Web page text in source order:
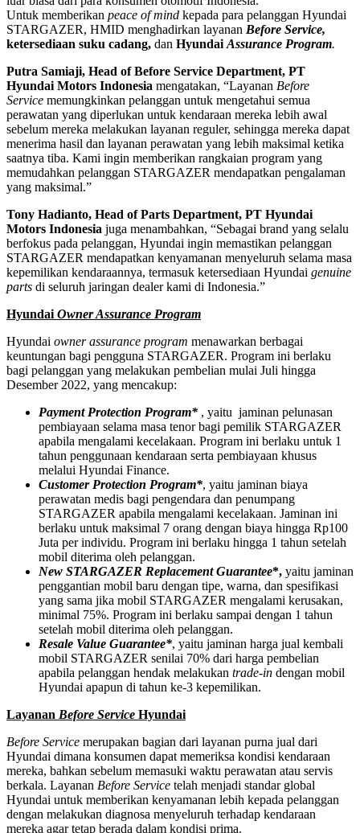
Untuk memberikan peace of mind kepada para pelanggan Hyundai
STARGAZER, HMID menghadirkan layanan Before Service,
ketersediaan suku cadang, dan Hyundai Assurance Program.
Putra Samiaji, Head of Before Service Department, PT
Hyundai Motors Indonesia mengatakan, “Layanan Before
Service memungkinkan pelanggan untuk mengetahui semua
perawatan yang diperlukan untuk kendaraan mereka lebih awal
sebelum mereka melakukan layanan reguler, sehingga mereka dapat
menerima hasil dan layanan perawatan yang lebih maksimal ketika
saatnya tiba. Kami ingin memberikan rangkaian program yang
memudahkan pelanggan STARGAZER mendapatkan pengalaman
yang maksimal.”
Tony Hadianto, Head of Parts Department, PT Hyundai
Motors Indonesia juga menambahkan, “Sebagai brand yang selalu
berfokus pada pelanggan, Hyundai ingin memastikan pelanggan
STARGAZER mendapatkan kenyamanan menyeluruh selama masa
kepemilikan kendaraannya, termasuk ketersediaan Hyundai genuine
parts di seluruh jaringan dealer kami di Indonesia.”
Hyundai Owner Assurance Program
Hyundai owner assurance program menawarkan berbagai
keuntungan bagi pengguna STARGAZER. Program ini berlaku
bagi pelanggan yang melakukan pembelian mulai Juli hingga
Desember 2022, yang mencakup:
Payment Protection Program* , yaitu jaminan pelunasan
pembiayaan selama masa tenor bagi pemilik STARGAZER
apabila mengalami kecelakaan. Program ini berlaku untuk 1
tahun penggunaan kendaraan serta pembiayaan khusus
melalui Hyundai Finance.
Customer Protection Program*, yaitu jaminan biaya
perawatan medis bagi pengendara dan penumpang
STARGAZER apabila mengalami kecelakaan. Jaminan ini
berlaku untuk maksimal 7 orang dengan biaya hingga Rp100
Juta per individu. Program ini berlaku hingga 1 tahun setelah
mobil diterima oleh pelanggan.
New STARGAZER Replacement Guarantee*, yaitu jaminan
penggantian mobil baru dengan tipe, warna, dan spesifikasi
yang sama jika mobil STARGAZER mengalami kerusakan,
minimal 75%. Program ini berlaku sampai dengan 1 tahun
setelah mobil diterima oleh pelanggan.
Resale Value Guarantee*, yaitu jaminan harga jual kembali
mobil STARGAZER senilai 70% dari harga pembelian
apabila pelanggan hendak melakukan trade-in dengan mobil
Hyundai apapun di tahun ke-3 kepemilikan.
Layanan Before Service Hyundai
Before Service merupakan bagian dari layanan purna jual dari
Hyundai dimana konsumen dapat memeriksa kondisi kendaraan
mereka, bahkan sebelum memasuki waktu perawatan atau servis
berkala. Layanan Before Service telah menjadi standar global
Hyundai untuk memberikan kenyamanan lebih kepada pelanggan
dengan melakukan diagnosa menyeluruh terhadap kendaraan
mereka agar tetap berada dalam kondisi prima.